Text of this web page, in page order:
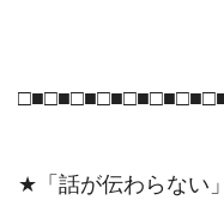
★「話が伝わらない